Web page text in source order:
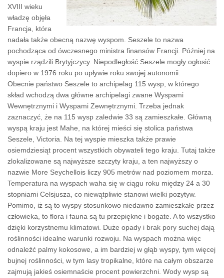
XVIII wieku
władzę objęła
Francja, która
nadała także obecną nazwę wyspom. Seszele to nazwa
pochodząca od ówczesnego ministra finansów Francji. Później na
wyspie rządzili Brytyjczycy. Niepodległość Seszele mogły ogłosić
dopiero w 1976 roku po upływie roku swojej autonomii.
Obecnie państwo Seszele to archipelag 115 wysp, w którego
skład wchodzą dwa główne archipelagi zwane Wyspami
Wewnętrznymi i Wyspami Zewnętrznymi. Trzeba jednak
zaznaczyć, że na 115 wysp zaledwie 33 są zamieszkałe. Główną
wyspą kraju jest Mahe, na której mieści się stolica państwa
Seszele, Victoria. Na tej wyspie mieszka także prawie
osiemdziesiąt procent wszystkich obywateli tego kraju. Tutaj także
zlokalizowane są najwyższe szczyty kraju, a ten najwyższy o
nazwie More Seychellois liczy 905 metrów nad poziomem morza.
Temperatura na wyspach waha się w ciągu roku między 24 a 30
stopniami Celsjusza, co niewątpliwie stanowi wielki pozytyw.
Pomimo, iż są to wyspy stosunkowo niedawno zamieszkałe przez
człowieka, to flora i fauna są tu przepiękne i bogate. A to wszystko
dzięki korzystnemu klimatowi. Duże opady i brak pory suchej dają
roślinności idealne warunki rozwoju. Na wyspach można więc
odnaleźć palmy kokosowe, a im bardziej w głąb wyspy, tym więcej
bujnej roślinności, w tym lasy tropikalne, które na całym obszarze
zajmują jakieś osiemnaście procent powierzchni. Wody wysp są